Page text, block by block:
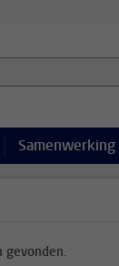
categorie
Samenwerking
gevonden.